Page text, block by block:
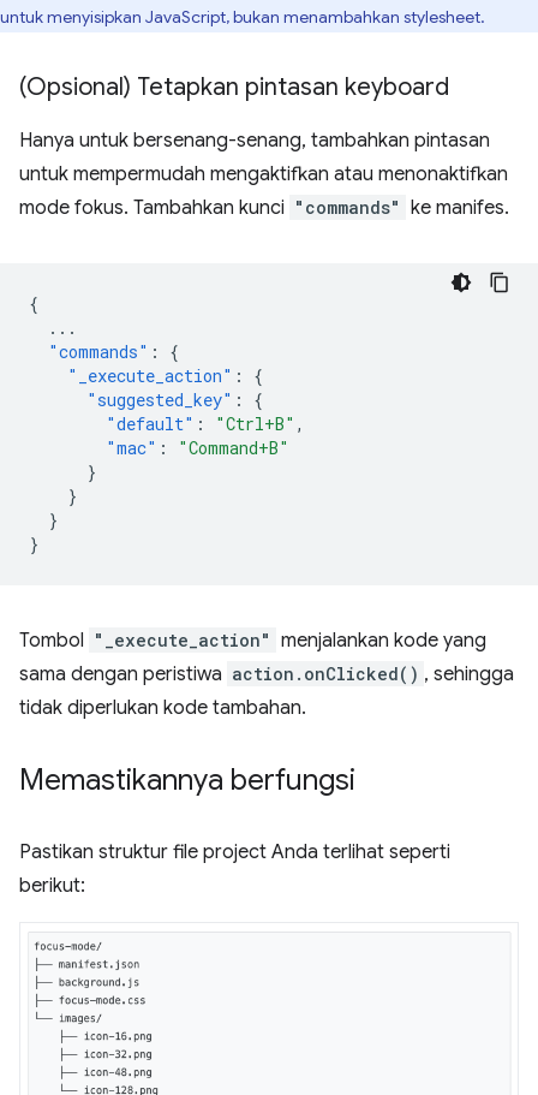
untuk menyisipkan JavaScript, bukan menambahkan stylesheet.
(Opsional) Tetapkan pintasan keyboard
Hanya untuk bersenang-senang, tambahkan pintasan
untuk mempermudah mengaktifkan atau menonaktifkan
mode fokus. Tambahkan kunci "commands" ke manifes.
{
...
"commands" :
{
"_execute_action" :
{
"suggested_key" :
{
"default" : "Ctrl+B" ,
"mac" :
"Command+B"
}
}
}
}
Tombol "_execute_action" menjalankan kode yang
sama dengan peristiwa action.onClicked() , sehingga
tidak diperlukan kode tambahan.
Memastikannya berfungsi
Pastikan struktur file project Anda terlihat seperti
berikut: